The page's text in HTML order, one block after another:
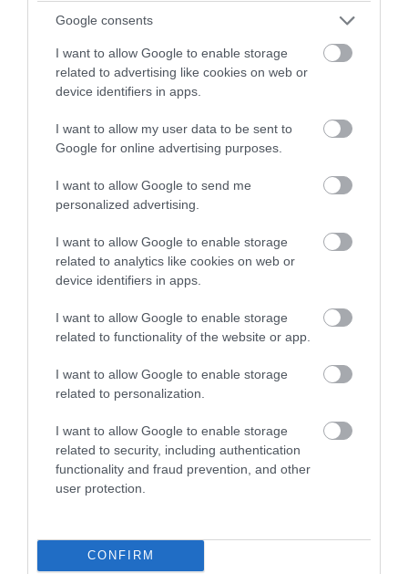
Google consents
I want to allow Google to enable storage
related to advertising like cookies on web or
device identifiers in apps.
I want to allow my user data to be sent to
Google for online advertising purposes.
I want to allow Google to send me
personalized advertising.
I want to allow Google to enable storage
related to analytics like cookies on web or
device identifiers in apps.
I want to allow Google to enable storage
related to functionality of the website or app.
I want to allow Google to enable storage
related to personalization.
I want to allow Google to enable storage
related to security, including authentication
functionality and fraud prevention, and other
user protection.
CONFIRM
PRONEWS.GR / ΕΣΩΤΕΡΙΚΗ ΑΣΦΑΛΕΙΑ
Νεκρός 66χρονος Γερμανός στις Σέρρες:
To προηγούμενο βράδυ είχε
ξυλοκοπηθεί από τον αδερφό του και
τον ανιψιό του
09.08.2026 | 22:39
PRONEWS.GR /ΕΣΩΤΕΡΙΚΗ ΑΣΦΑΛΕΙΑ
Βριλήσσια: ‘Εβαλαν φωτιά σε ξερά χόρτα
δάσους! (βίντεο)